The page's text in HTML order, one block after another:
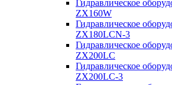
Гидравлическое
ZX160W
Гидравлическое
ZX180LCN-3
Гидравлическое
ZX200LC
Гидравлическое
ZX200LC-3